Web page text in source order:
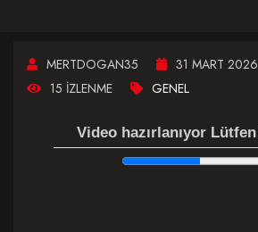
MERTDOGAN35
31 MART 2026
15 İZLENME
GENEL
Video hazırlanıyor